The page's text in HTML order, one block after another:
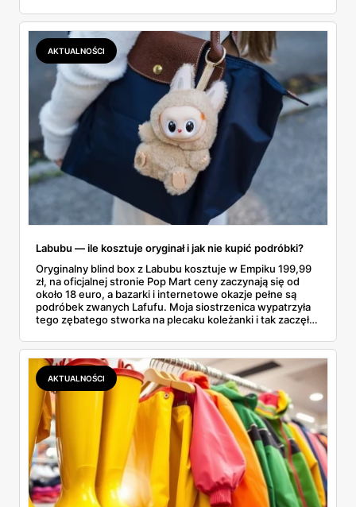
najszybciej rosnący sport w Polsce: kortów przybywa
lawinowo, a chętnych jeszcze szybciej. Sprawdziłam, co
dokładnie dostajemy za te pieniądze i komu taka rakieta
faktycznie wystarczy.
AKTUALNOŚCI
Labubu — ile kosztuje oryginał i jak nie kupić podróbki?
Oryginalny blind box z Labubu kosztuje w Empiku 199,99
zł, na oficjalnej stronie Pop Mart ceny zaczynają się od
około 18 euro, a bazarki i internetowe okazje pełne są
podróbek zwanych Lafufu. Moja siostrzenica wypatrzyła
tego zębatego stworka na plecaku koleżanki i tak zaczęło
kosztuje i po czym poznać, że sprzedawca nie wciska nam
podróbki. Spisałam wszystko, czego się dowiedziałam —
łącznie z jedną wpadką, o której za chwilę.
AKTUALNOŚCI